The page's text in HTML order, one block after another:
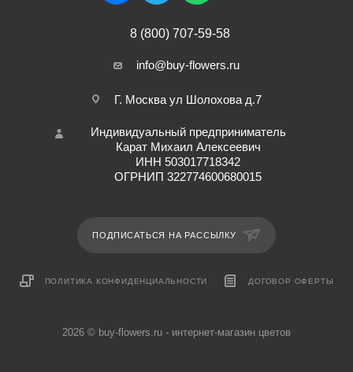
8 (800) 707-59-58
info@buy-flowers.ru
Г. Москва ул Шолохова д.7
Индивидуальный предприниматель
Карат Михаил Алексеевич
ИНН 503017718342
ОГРНИП 322774600680015
ПОДПИСАТЬСЯ НА РАССЫЛКУ
ПОЛИТИКА КОНФИДЕНЦИАЛЬНОСТИ ДОГОВОР ОФЕРТЫ
2026 © buy-flowers.ru - интернет-магазин цветов